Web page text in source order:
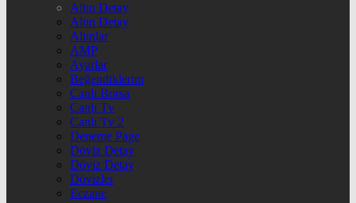
Altın Detay
Altın Detay
Altınlar
AMP
Ayarlar
Beğendiklerim
Canlı Borsa
Canlı Tv
Canlı Tv 2
Deneme Page
Döviz Detay
Döviz Detay
Dövizler
Eczane